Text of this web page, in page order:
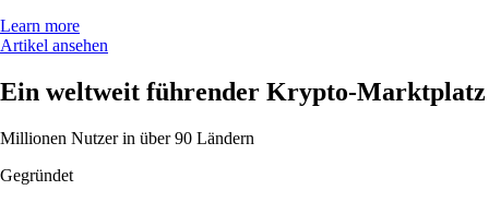
Learn more
Artikel ansehen
Ein weltweit führender Krypto-Marktplatz
Millionen Nutzer in über 90 Ländern
Gegründet